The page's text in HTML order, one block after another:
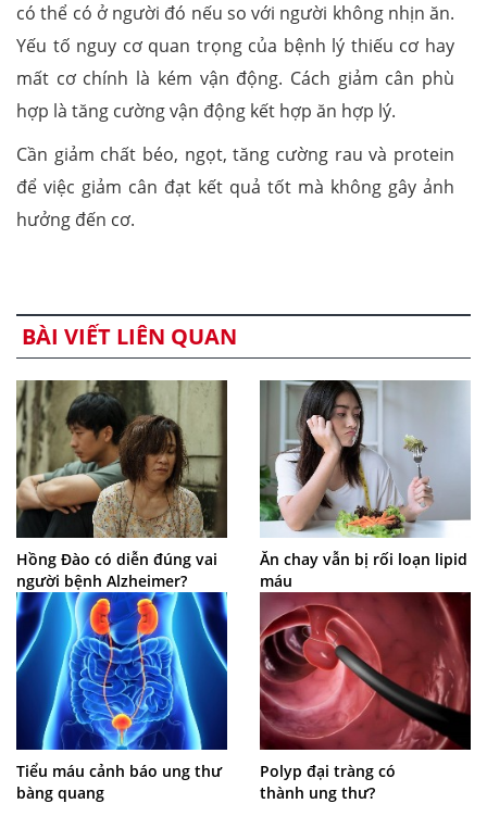
có thể có ở người đó nếu so với người không nhịn ăn.
Yếu tố nguy cơ quan trọng của bệnh lý thiếu cơ hay
mất cơ chính là kém vận động. Cách giảm cân phù
hợp là tăng cường vận động kết hợp ăn hợp lý.
Cần giảm chất béo, ngọt, tăng cường rau và protein
để việc giảm cân đạt kết quả tốt mà không gây ảnh
hưởng đến cơ.
BÀI VIẾT LIÊN QUAN
Hồng Đào có diễn đúng vai
người bệnh Alzheimer?
Ăn chay vẫn bị rối loạn lipid
máu
Tiểu máu cảnh báo ung thư
bàng quang
Polyp đại tràng có
thành ung thư?